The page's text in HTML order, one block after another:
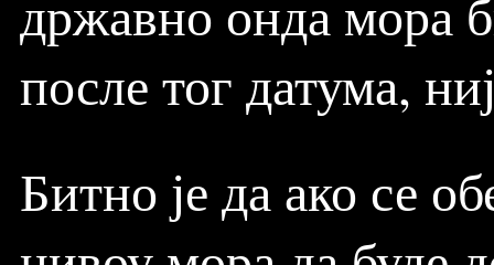
државно онда мора
после тог датума,
Битно је да ако се